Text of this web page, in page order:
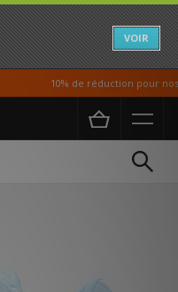
VOIR
10% de réduction pour nos